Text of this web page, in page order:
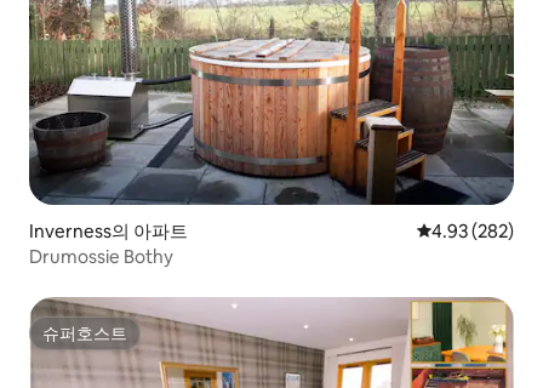
Inverness의 아파트 평점 4.93점(5
4.93 (282)
Drumossie Bothy
슈퍼호스트
슈퍼호스트